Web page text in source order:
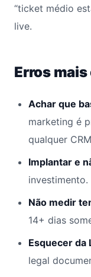
“ticket médio
live.
Erros
Achar que
marketing é
qualquer
Implantar e
investimento.
Não medir
14+ dias
Esquecer da
legal